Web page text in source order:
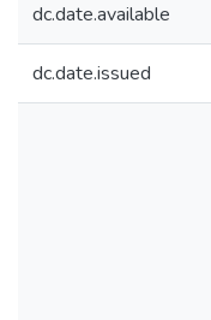
dc.date.available
dc.date.issued